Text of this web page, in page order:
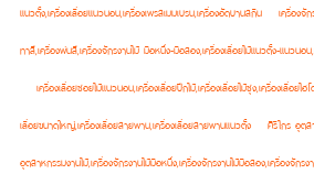
แนวตั้ง,เครื่องเลื่อยแนวนอน,เครื่องเพรสเมมเบรน,เครื่องอัดบานสกิน
เครื่องจั
ทาสี,เครื่องพ่นสี,เครื่องจักรงานไม้ มือหนึ่ง-มือสอง,เครื่องเลื่อยไม้แนวตั้ง-แนวนอ
เครื่องเลื่อยซอยไม้แนวนอน,เครื่องเลื่อยปีกไม้,เครื่องเลื่อยไม้ซุง,เครื่องเลื่อยไ
เลื่อยขนาดใหญ่,เครื่องเลื่อยสายพาน,เครื่องเลื่อยสายพานแนวตั้ง
ศิริไกร อุตส
อุตสาหกรรมงานไม้,เครื่องจักรงานไม้มือหนึ่ง,เครื่องจักรงานไม้มือสอง,เครื่องจักรง